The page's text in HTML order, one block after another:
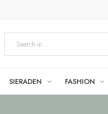
SIERADEN FASHION